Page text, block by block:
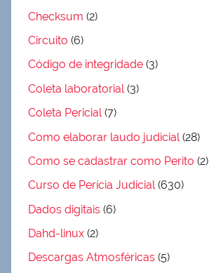
Checksum (2)
Circuito (6)
Código de integridade (3)
Coleta laboratorial(3)
Coleta Pericial(7)
Como elaborar laudo judicial (28)
Como se cadastrar como Perito (2)
Curso de Perícia Judicial(630)
Dados digitais (6)
Dahd-linux (2)
Descargas Atmosféricas (5)